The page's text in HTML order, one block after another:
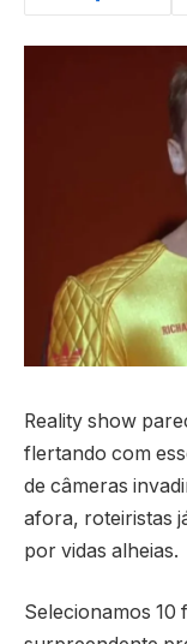
Reality show
flertando com
de câmeras
afora, roteiristas
por vidas alheias.
Selecionamos 10